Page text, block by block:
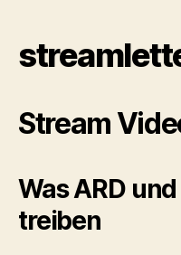
Stream
Was ARD
treiben